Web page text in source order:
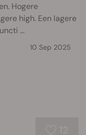
Hogere
high. Een lagere
...
10 Sep 2025